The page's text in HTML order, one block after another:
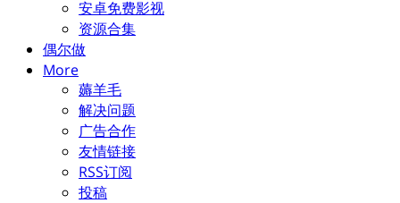
安卓免费影视
资源合集
偶尔做
More
薅羊毛
解决问题
广告合作
友情链接
RSS订阅
投稿